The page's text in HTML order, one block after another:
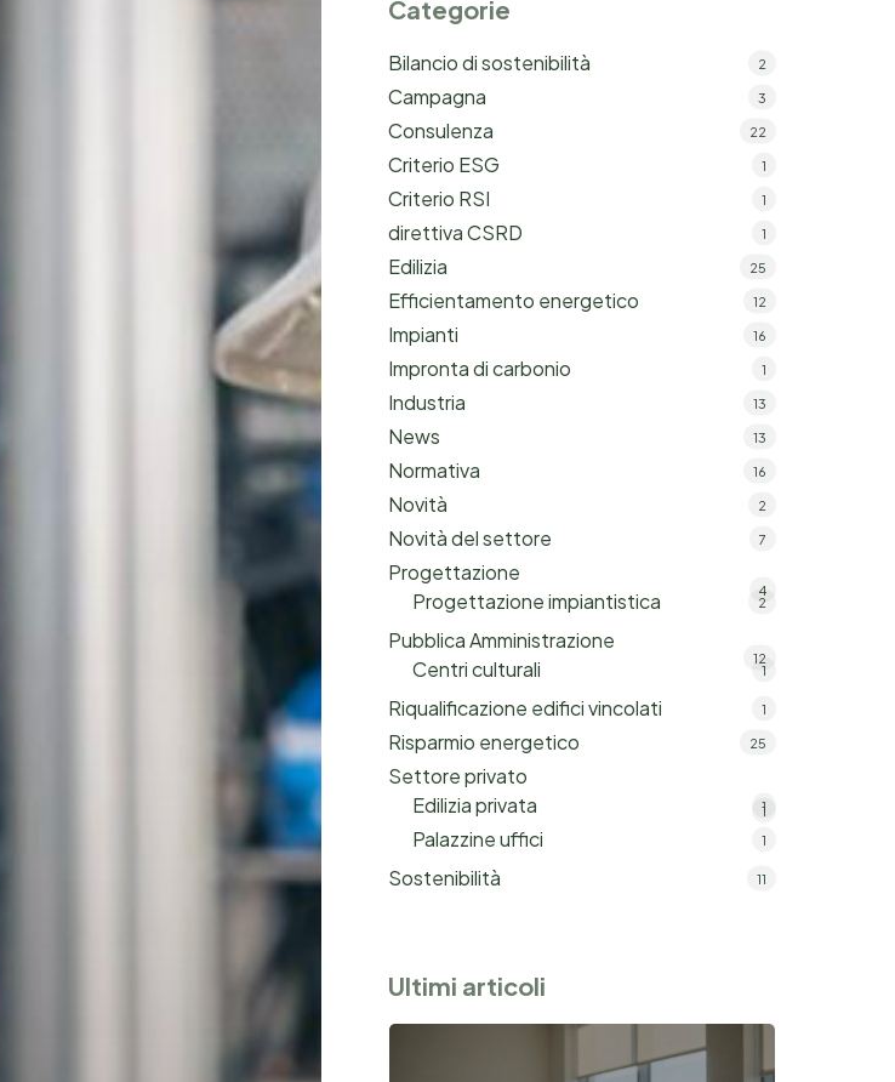
Categorie
Bilancio di sostenibilità 2
Campagna 3
Consulenza 22
Criterio ESG 1
Criterio RSI 1
direttiva CSRD 1
Edilizia 25
Efficientamento energetico 12
Impianti 16
Impronta di carbonio 1
Industria 13
News 13
Normativa 16
Novità 2
Novità del settore 7
Progettazione
4
Progettazione impiantistica 2
Pubblica Amministrazione
12
Centri culturali 1
Riqualificazione edifici vincolati 1
Risparmio energetico 25
Settore privato
1
Edilizia privata 1
Palazzine uffici 1
Sostenibilità 11
Ultimi articoli